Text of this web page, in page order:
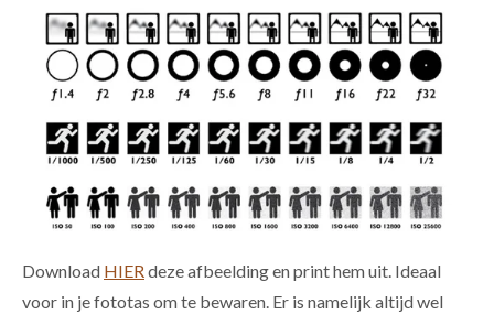
Download HIERdeze afbeelding en print hem uit. Ideaal
voor in je fototas om te bewaren. Er is namelijk altijd wel